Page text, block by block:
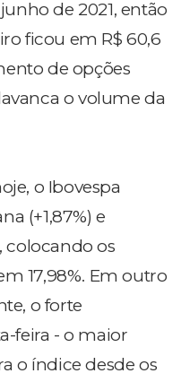
de 2021, então
ficou em R$ 60,6
de opções
o volume da
o Ibovespa
(+1,87%) e
colocando os
17,98%. Em outro
o forte
feira - o maior
o índice desde os